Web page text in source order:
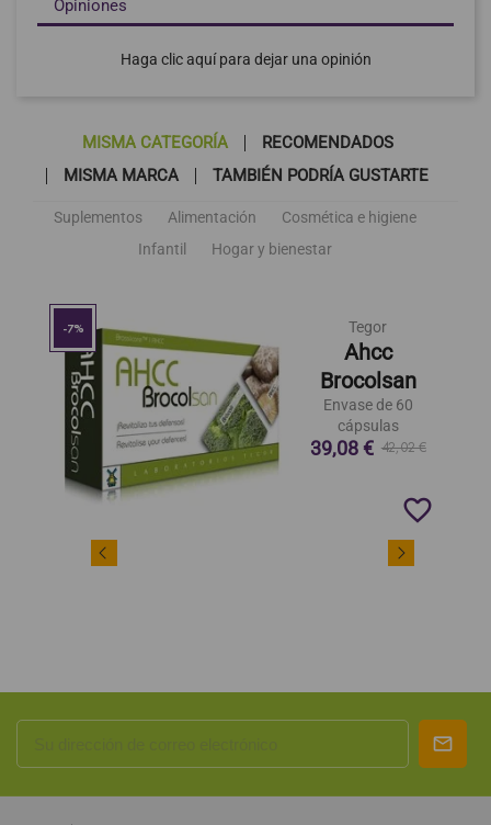
Opiniones
Haga clic aquí para dejar una opinión
MISMA CATEGORÍA
RECOMENDADOS
MISMA MARCA
TAMBIÉN PODRÍA GUSTARTE
Suplementos Alimentación
Cosmética e higiene
Infantil
Hogar y bienestar
-7% Tegor
Ahcc
Brocolsan
Envase de 60
cápsulas
39,08 € 42,02 €
favorite_border